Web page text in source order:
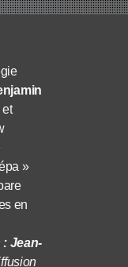
et
»
en
Jean-